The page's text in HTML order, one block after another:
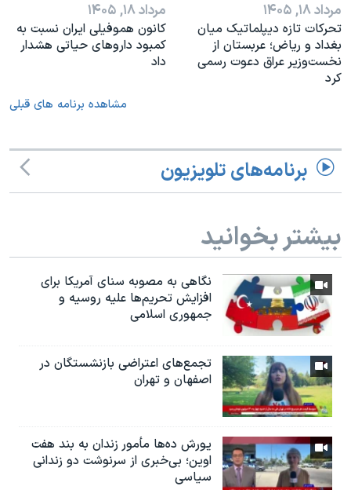
مرداد ۱۸, ۱۴۰۵
تحرکات تازه دیپلماتیک میان
بغداد و ریاض؛ عربستان از
نخست‌وزیر عراق دعوت رسمی
کرد
مرداد ۱۸, ۱۴۰۵
کانون هموفیلی ایران نسبت به
کمبود داروهای حیاتی هشدار
داد
مشاهده برنامه های قبلی
برنامه‌های تلویزیون
بیشتر بخوانید
نگاهی به مصوبه سنای آمریکا برای
افزایش تحریم‌ها علیه روسیه و
جمهوری اسلامی
تجمع‌های اعتراضی بازنشستگان در
اصفهان و تهران
یورش ده‌ها مأمور زندان به بند هفت
اوین؛ بی‌خبری از سرنوشت دو زندانی
سیاسی